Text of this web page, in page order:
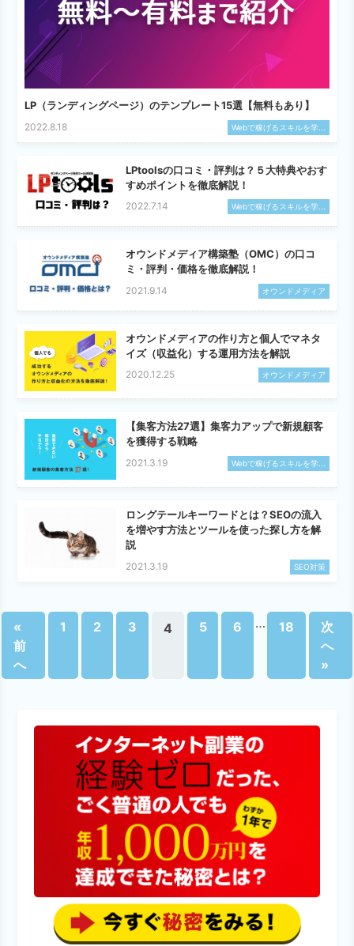
LP（ランディングページ）のテンプレート15選【無料もあり】
2022.8.18 Webで稼げるスキルを学...
LPtoolsの口コミ・評判は？５大特典やおす
すめポイントを徹底解説！
2022.7.14 Webで稼げるスキルを学...
オウンドメディア構築塾（OMC）の口コ
ミ・評判・価格を徹底解説！
2021.9.14 オウンドメディア
オウンドメディアの作り方と個人でマネタ
イズ（収益化）する運用方法を解説
2020.12.25 オウンドメディア
【集客方法27選】集客力アップで新規顧客
を獲得する戦略
2021.3.19 Webで稼げるスキルを学...
ロングテールキーワードとは？SEOの流入
を増やす方法とツールを使った探し方を解
説
2021.3.19 SEO対策
«
前
へ
1 2 3 4 5 6 … 18
次
へ
»